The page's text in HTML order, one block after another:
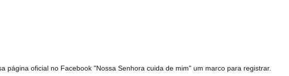
página oficial no Facebook "Nossa Senhora cuida de mim" um marco para registrar.